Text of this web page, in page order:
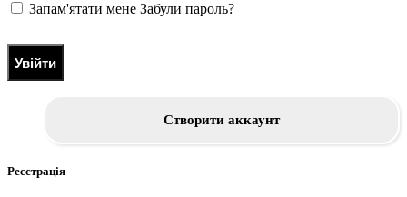
Запам'ятати мене Забули пароль?
Увійти
Створити аккаунт
Реєстрація